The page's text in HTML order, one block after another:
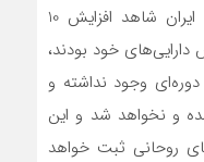
که می گویند باسواد هستند، مردم ایران شاهد افزایش 10
خود بودند،
وجود نداشته و
و نخواهد شد و این
روحانی ثبت خواهد